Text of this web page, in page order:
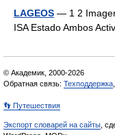
LAGEOS — 1 2
ISA Estado Ambos
© Академик, 2000-2026
Обратная связь: Техподдержка
👣 Путешествия
Экспорт словарей на сайты ,